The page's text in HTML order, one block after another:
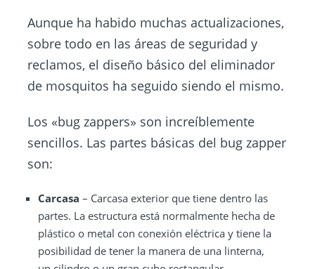
Aunque ha habido muchas actualizaciones,
sobre todo en las áreas de seguridad y
reclamos, el diseño básico del eliminador
de mosquitos ha seguido siendo el mismo.
Los «bug zappers» son increíblemente
sencillos. Las partes básicas del bug zapper
son:
Carcasa – Carcasa exterior que tiene dentro las
partes. La estructura está normalmente hecha de
plástico o metal con conexión eléctrica y tiene la
posibilidad de tener la manera de una linterna,